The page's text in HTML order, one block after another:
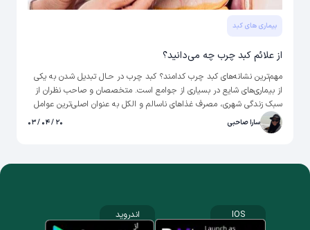
بیماری های کبد
از علائم کبد چرب چه می‌دانید؟
مهم‌­ترین نشانه‌­های کبد چرب کدامند؟ کبد چرب در حـال تبدیل شدن به یکی
از بیماری­‌های شایع در بسیاری از جوامع است. متخصصان و صاحب نظران از
سبک زندگی شهری، مصرف غذاهای ناسالم و الکل به عنوان اصلی‌­ترین عوامل
گسترش این بیماری نام می‌­برند. پیش از هر چیز لازم است با بیماری کبد چرب
و انواع آن آشنا شویم.
سارا صاحبی ۲۰ / ۰۴ / ۰۳
IOS اندروید